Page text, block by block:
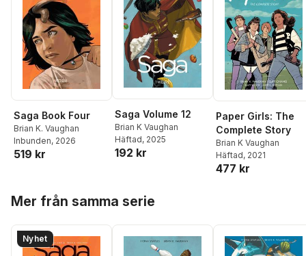
Saga Book Four
Brian K. Vaughan
Inbunden, 2026
519 kr
Saga Volume 12
Brian K Vaughan
Häftad, 2025
192 kr
Paper Girls: The
Complete Story
Brian K Vaughan
Häftad, 2021
477 kr
Mer från samma serie
Nyhet